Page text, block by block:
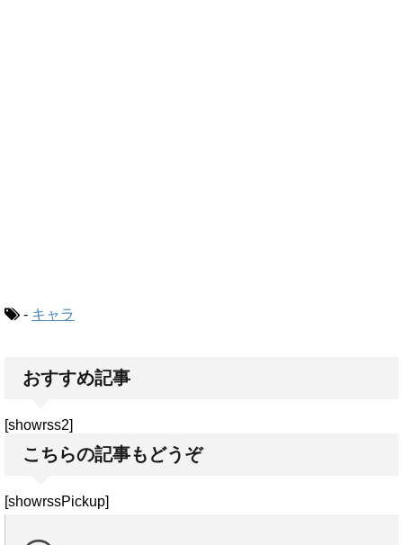
- キャラ
おすすめ記事
[showrss2]
こちらの記事もどうぞ
[showrssPickup]